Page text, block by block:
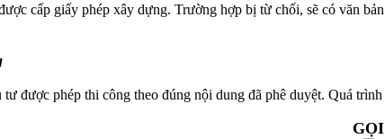
cấp giấy phép xây dựng. Trường hợp bị từ chối, sẽ có văn
tư được phép thi công theo đúng nội dung đã phê duyệt. Quá